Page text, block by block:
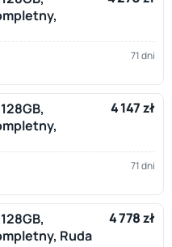
71 dni
4 147 zł
71 dni
Ruda
4 778 zł